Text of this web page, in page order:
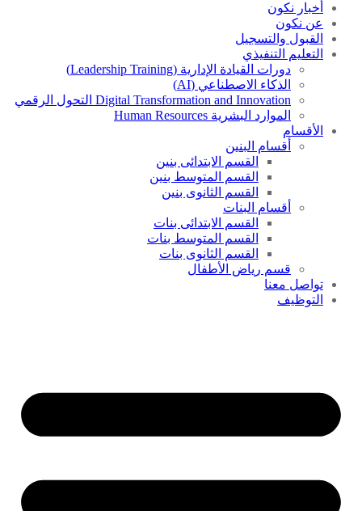
أخبار نكون
عن نكون
القبول والتسجيل
التعليم التنفيذي
دورات القيادة الإدارية (Leadership Training)
الذكاء الاصطناعي (AI)
Digital Transformation and Innovation التحول الرقمي
الموارد البشرية Human Resources
الأقسام
أقسام البنين
القسم الابتدائى بنين
القسم المتوسط بنين
القسم الثانوى بنين
أقسام البنات
القسم الابتدائى بنات
القسم المتوسط بنات
القسم الثانوى بنات
قسم رياض الأطفال
تواصل معنا
التوظيف